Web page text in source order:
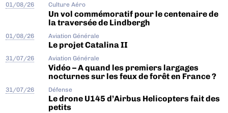
01/08/26 Culture Aéro
Un vol commémoratif pour le centenaire de
la traversée de Lindbergh
01/08/26 Aviation Générale
Le projet Catalina II
31/07/26 Aviation Générale
Vidéo – A quand les premiers largages
nocturnes sur les feux de forêt en France ?
31/07/26 Défense
Le drone U145 d’Airbus Helicopters fait des
petits